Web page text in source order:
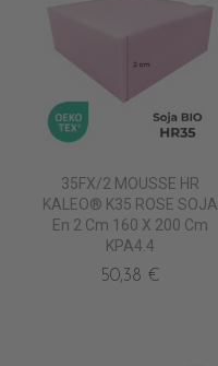
35FX/2 MOUSSE HR
KALEO® K35 ROSE SOJA
En 2 Cm 160 X 200 Cm
KPA4.4
50,38 €